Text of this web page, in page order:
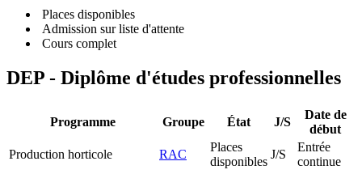
Places disponibles
Admission sur liste d'attente
Cours complet
DEP - Diplôme d'études professionnelles
Programme Groupe État J/S
Date de
début
Production horticole
RAC
Places
disponibles
J/S
Entrée
continue